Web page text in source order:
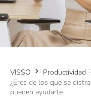
VISSO
Productividad
¿Eres de los que se
pueden ayudarte